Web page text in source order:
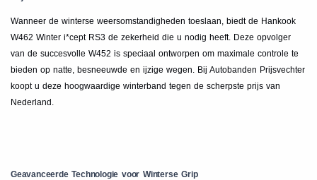
Wanneer de winterse weersomstandigheden toeslaan, biedt de Hankook
W462 Winter i*cept RS3 de zekerheid die u nodig heeft. Deze opvolger
van de succesvolle W452 is speciaal ontworpen om maximale controle te
bieden op natte, besneeuwde en ijzige wegen. Bij Autobanden Prijsvechter
koopt u deze hoogwaardige winterband tegen de scherpste prijs van
Nederland.
Geavanceerde Technologie voor Winterse Grip